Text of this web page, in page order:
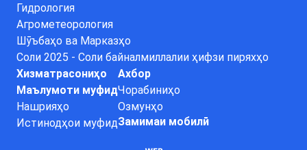
Гидрология
Агрометеорология
Шӯъбаҳо ва Марказҳо
Соли 2025 - Соли байналмиллалии ҳифзи пиряхҳо
Хизматрасониҳо
Маълумоти муфид
Нашрияҳо
Истинодҳои муфид
Ахбор
Чорабиниҳо
Озмунҳо
Замимаи мобилӣ